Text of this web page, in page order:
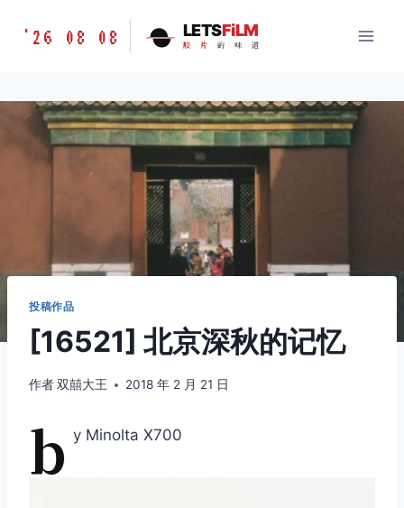
胶
味
LETSFILM
'26 08 08 LETSFiLM
胶 片 的 味 道
投稿作品
[16521] 北京深秋的记忆
作者双囍大王 2018 年 2 月 21 日
b y Minolta X700